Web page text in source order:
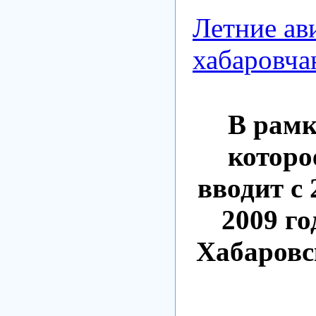
Летние
В
вводит с
2009